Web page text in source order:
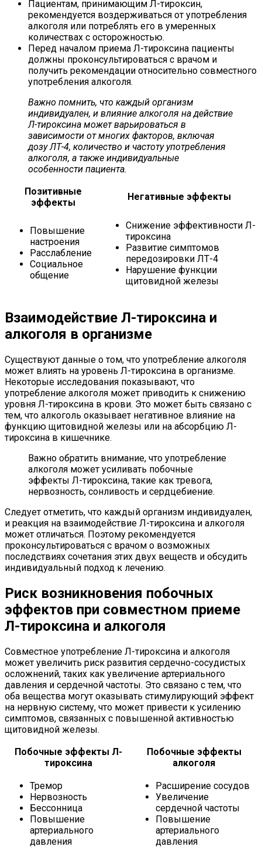
Пациентам, принимающим Л-тироксин,
рекомендуется воздерживаться от употребления
алкоголя или потреблять его в умеренных
количествах с осторожностью.
Перед началом приема Л-тироксина пациенты
должны проконсультироваться с врачом и
получить рекомендации относительно совместного
употребления алкоголя.
Важно помнить, что каждый организм
индивидуален, и влияние алкоголя на действие
Л-тироксина может варьироваться в
зависимости от многих факторов, включая
дозу ЛТ-4, количество и частоту употребления
алкоголя, а также индивидуальные
особенности пациента.
Позитивные
эффекты
Негативные эффекты
Повышение
настроения
Расслабление
Социальное
общение
Снижение эффективности Л-
тироксина
Развитие симптомов
передозировки ЛТ-4
Нарушение функции
щитовидной железы
Взаимодействие Л-тироксина и
алкоголя в организме
Существуют данные о том, что употребление алкоголя
может влиять на уровень Л-тироксина в организме.
Некоторые исследования показывают, что
употребление алкоголя может приводить к снижению
уровня Л-тироксина в крови. Это может быть связано с
тем, что алкоголь оказывает негативное влияние на
функцию щитовидной железы или на абсорбцию Л-
тироксина в кишечнике.
Важно обратить внимание, что употребление
алкоголя может усиливать побочные
эффекты Л-тироксина, такие как тревога,
нервозность, сонливость и сердцебиение.
Следует отметить, что каждый организм индивидуален,
и реакция на взаимодействие Л-тироксина и алкоголя
может отличаться. Поэтому рекомендуется
проконсультироваться с врачом о возможных
последствиях сочетания этих двух веществ и обсудить
индивидуальный подход к лечению.
Риск возникновения побочных
эффектов при совместном приеме
Л-тироксина и алкоголя
Совместное употребление Л-тироксина и алкоголя
может увеличить риск развития сердечно-сосудистых
осложнений, таких как увеличение артериального
давления и сердечной частоты. Это связано с тем, что
оба вещества могут оказывать стимулирующий эффект
на нервную систему, что может привести к усилению
симптомов, связанных с повышенной активностью
щитовидной железы.
Побочные эффекты Л-
тироксина
Побочные эффекты
алкоголя
Тремор
Нервозность
Бессонница
Повышение
артериального
давления
Расширение сосудов
Увеличение
сердечной частоты
Повышение
артериального
давления